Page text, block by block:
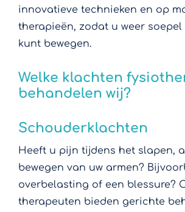
innovatieve technieken en op
therapieën, zodat u weer
kunt bewegen.
Welke klachten
behandelen wij?
Schouderklachten
Heeft u pijn tijdens het slapen,
bewegen van uw armen?
overbelasting of een blessure?
therapeuten bieden gerichte